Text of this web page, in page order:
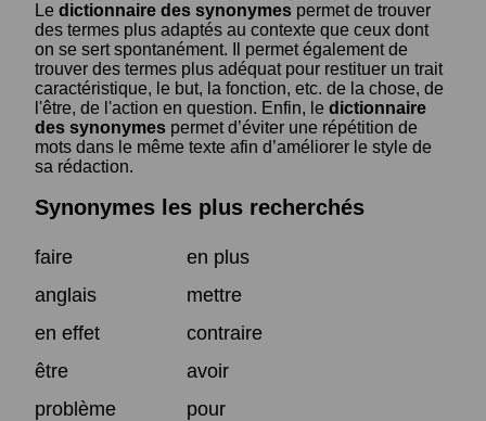
Le dictionnaire des synonymes permet de trouver
des termes plus adaptés au contexte que ceux dont
on se sert spontanément. Il permet également de
trouver des termes plus adéquat pour restituer un trait
caractéristique, le but, la fonction, etc. de la chose, de
l'être, de l'action en question. Enfin, le dictionnaire
des synonymes permet d’éviter une répétition de
mots dans le même texte afin d’améliorer le style de
sa rédaction.
Synonymes les plus recherchés
faire
en plus
anglais
mettre
en effet
contraire
être
avoir
problème
pour